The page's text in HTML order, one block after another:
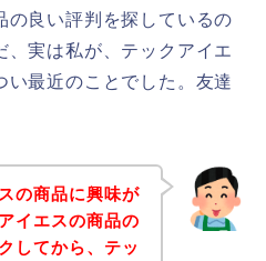
の良い評判を探しているの
、実は私が、テックアイエ
い最近のことでした。友達
の商品に興味が
イエスの商品の
してから、テッ